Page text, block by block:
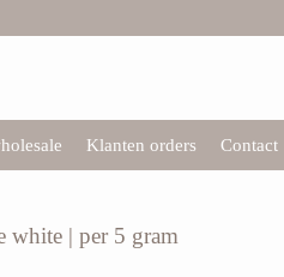
Klanten orders Contact
white | per 5 gram